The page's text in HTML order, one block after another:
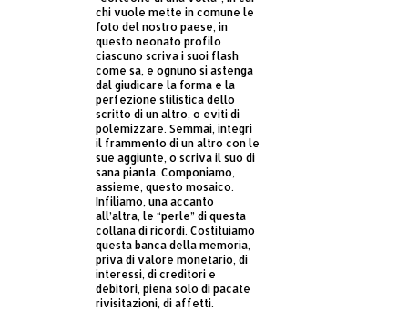
chi vuole mette in comune le
foto del nostro paese, in
questo neonato profilo
ciascuno scriva i suoi flash
come sa, e ognuno si astenga
dal giudicare la forma e la
perfezione stilistica dello
scritto di un altro, o eviti di
polemizzare. Semmai, integri
il frammento di un altro con le
sue aggiunte, o scriva il suo di
sana pianta. Componiamo,
assieme, questo mosaico.
Infiliamo, una accanto
all’altra, le “perle” di questa
collana di ricordi. Costituiamo
questa banca della memoria,
priva di valore monetario, di
interessi, di creditori e
debitori, piena solo di pacate
rivisitazioni, di affetti.